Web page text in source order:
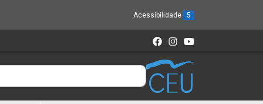
Acessibilidade 5